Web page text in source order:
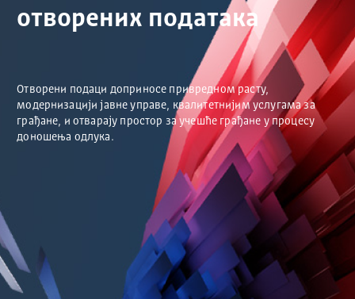
отворених података
Отворени подаци доприносе привредном расту,
модернизацији јавне управе, квалитетнијим услугама за
грађане, и отварају простор за учешће грађане у процесу
доношења одлука.